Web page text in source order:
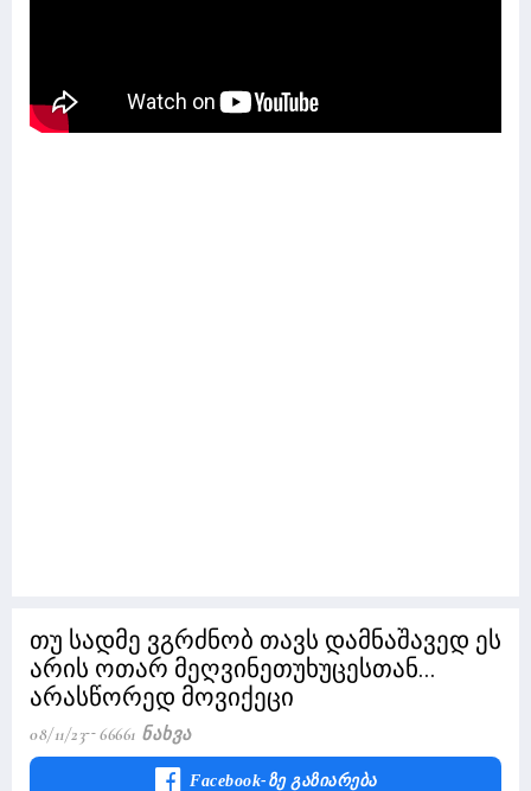
თუ სადმე ვგრძნობ თავს დამნაშავედ ეს
არის ოთარ მეღვინეთუხუცესთან...
არასწორედ მოვიქეცი
08/11/23 66661 Ნახვა
Facebook-Ზე Გაზიარება